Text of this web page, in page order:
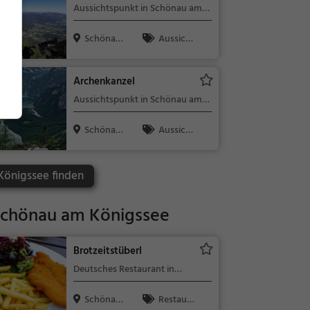
Aussichtspunkt in Schönau am
Königssee
Schönau a
Aussicht
Archenkanzel
Aussichtspunkt in Schönau am
Königssee
Schönau a
Aussicht
finden
am Königssee
Brotzeitstüberl
Deutsches Restaurant in
Schönau am Königssee
Schönau a
Restaura